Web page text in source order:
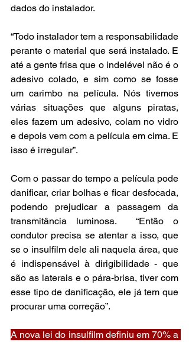
dados do instalador.
“Todo instalador tem a responsabilidade
perante o material que será instalado. E
até a gente frisa que o indelével não é o
adesivo colado, e sim como se fosse
um carimbo na película. Nós tivemos
várias situações que alguns piratas,
eles fazem um adesivo, colam no vidro
e depois vem com a película em cima. E
isso é irregular”.
Com o passar do tempo a película pode
danificar, criar bolhas e ficar desfocada,
podendo prejudicar a passagem da
transmitância luminosa.  “Então o
condutor precisa se atentar a isso, que
se o insulfilm dele ali naquela área, que
é indispensável à dirigibilidade - que
são as laterais e o pára-brisa, tiver com
esse tipo de danificação, ele já tem que
procurar uma correção”.
A nova lei do insulfilm definiu em 70% a